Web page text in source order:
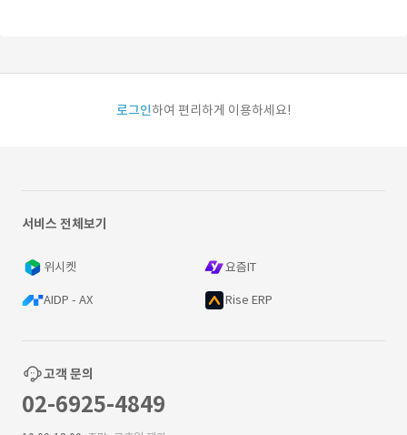
로그인하여 편리하게 이용하세요!
서비스 전체보기
위시켓 요즘IT
AIDP - AX Rise ERP
고객 문의
02-6925-4849